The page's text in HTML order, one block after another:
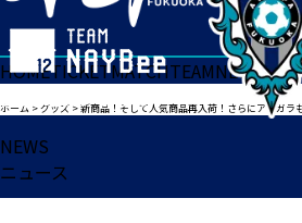
HOMETICKETMATCHTEAMNEWS
ホーム >グッズ >新商品！そして人気商品再入荷！さらにアビガラも
NEWS
ニュース